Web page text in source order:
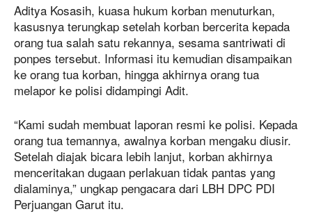
Aditya Kosasih, kuasa hukum korban menuturkan,
kasusnya terungkap setelah korban bercerita kepada
orang tua salah satu rekannya, sesama santriwati di
ponpes tersebut. Informasi itu kemudian disampaikan
ke orang tua korban, hingga akhirnya orang tua
melapor ke polisi didampingi Adit.
“Kami sudah membuat laporan resmi ke polisi. Kepada
orang tua temannya, awalnya korban mengaku diusir.
Setelah diajak bicara lebih lanjut, korban akhirnya
menceritakan dugaan perlakuan tidak pantas yang
dialaminya,” ungkap pengacara dari LBH DPC PDI
Perjuangan Garut itu.